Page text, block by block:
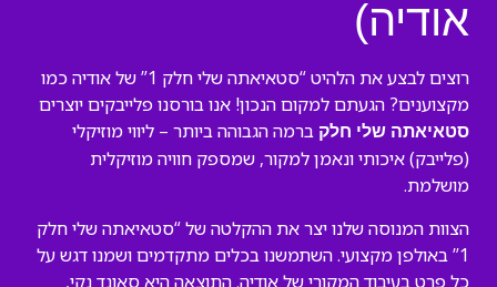
אודיה)
רוצים לבצע את הלהיט “סטאיאתה שלי חלק 1” של אודיה כמו
מקצוענים? הגעתם למקום הנכון! אנו בורסנו פלייבקים יוצרים
סטאיאתה שלי חלק ברמה הגבוהה ביותר – ליווי מוזיקלי
(פלייבק) איכותי ונאמן למקור, שמספק חוויה מוזיקלית
מושלמת.
הצוות המנוסה שלנו יצר את ההקלטה של “סטאיאתה שלי חלק
1” באולפן מקצועי. השתמשנו בכלים מתקדמים ושמנו דגש על
כל פרט בעיבוד המקורי של אודיה. התוצאה היא סאונד נקי,